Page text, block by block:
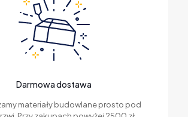
Darmowa dostawa
materiały budowlane prosto pod